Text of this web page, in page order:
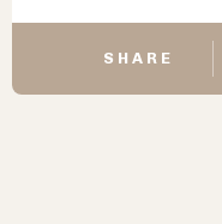
SHARE